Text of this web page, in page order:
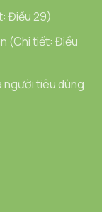
Điều 29)
(Chi tiết: Điều
người tiêu dùng